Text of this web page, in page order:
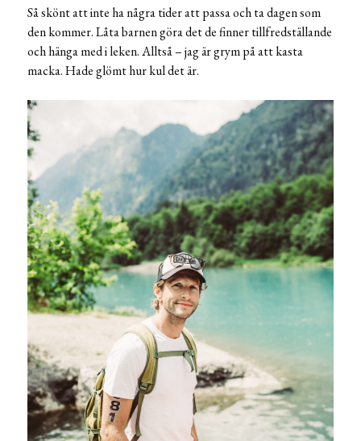
Så skönt att inte ha några tider att passa och ta dagen som
den kommer. Låta barnen göra det de finner tillfredställande
och hänga med i leken. Alltså – jag är grym på att kasta
macka. Hade glömt hur kul det är.